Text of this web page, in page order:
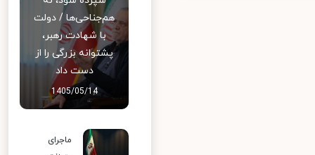
هم‌جناحی‌ها / دولت
با شهادت رهبر،
پشتوانه بزرگی را از
دست داد
1405/05/14
ماجرای